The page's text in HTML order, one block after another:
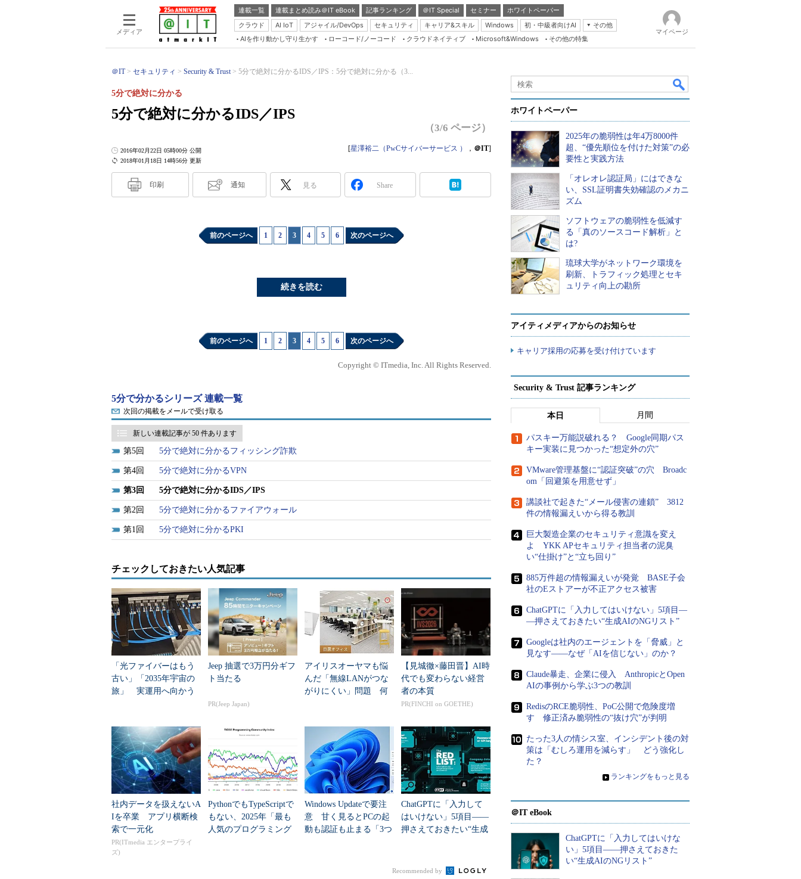
メディア
連載一覧 連載まとめ読み＠IT eBook 記事ランキング ＠IT Special セミナー
ホワイトペーパー
クラウド
AI IoT アジャイル/DevOps セキュリティ キャリア&スキル Windows 初・中級者向けAI
その他
Server & Storage
Database Expert
Master of IP Network
Security & Trust
AIを作り動かし守り生かす ローコード/ノーコード クラウドネイティブ Microsoft&Windows その他の特集
マイページ
＠IT セキュリティ Security & Trust 5分で絶対に分かるIDS／IPS：5分で絶対に分かる（3...
5分で絶対に分かるIDS／IPS
5分で絶対に分かる
（3/6 ページ）
2018年01月18日 14時56分 更新
2016年02月22日 05時00分 公開 [星澤裕二（PwCサイバーサービス ） ， ＠IT]
印刷 通知 見る Share
前のページへ 1 2 3 4 5 6 次のページへ
続きを読む
前のページへ 1 2 3 4 5 6 次のページへ
Copyright © ITmedia, Inc. All Rights Reserved.
5分で分かるシリーズ 連載一覧
次回の掲載をメールで受け取る
新しい連載記事が 50 件あります
5 5分で絶対に分かるフィッシング詐欺
4 5分で絶対に分かるVPN
3 5分で絶対に分かるIDS／IPS
2 5分で絶対に分かるファイアウォール
1 5分で絶対に分かるPKI
チェックしておきたい人気記事
「光ファイバーはもう
古い」「2035年宇宙の
旅」 実運用へ向かう
Jeep 抽選で3万円分ギフ
ト当たる
PR(Jeep Japan)
アイリスオーヤマも悩
んだ「無線LANがつな
がりにくい」問題 何
【見城徹×藤田晋】AI時
代でも変わらない経営
者の本質
PR(FINCHI on GOETHE)
社内データを扱えないA
Iを卒業 アプリ横断検
索で一元化
PR(ITmedia エンタープライ
ズ)
PythonでもTypeScriptで
もない、2025年「最も
人気のプログラミング
Windows Updateで要注
意 甘く見るとPCの起
動も認証も止まる「3つ
ChatGPTに「入力して
はいけない」5項目――
押さえておきたい“生成
Recommended by
ホワイトペーパー
2025年の脆弱性は年4万8000件
超、“優先順位を付けた対策”の必
要性と実践方法
「オレオレ認証局」にはできな
い、SSL証明書失効確認のメカニ
ズム
ソフトウェアの脆弱性を低減す
る「真のソースコード解析」と
は?
琉球大学がネットワーク環境を
刷新、トラフィック処理とセキ
ュリティ向上の勘所
アイティメディアからのお知らせ
キャリア採用の応募を受け付けています
Security & Trust 記事ランキング
本日 月間
パスキー万能説破れる？ Google同期パス
キー実装に見つかった“想定外の穴”
VMware管理基盤に“認証突破”の穴 Broadc
om「回避策を用意せず」
講談社で起きた“メール侵害の連鎖” 3812
件の情報漏えいから得る教訓
巨大製造企業のセキュリティ意識を変え
よ YKK APセキュリティ担当者の泥臭
い“仕掛け”と“立ち回り”
885万件超の情報漏えいが発覚 BASE子会
社のEストアーが不正アクセス被害
ChatGPTに「入力してはいけない」5項目―
―押さえておきたい“生成AIのNGリスト”
Googleは社内のエージェントを「脅威」と
見なす――なぜ「AIを信じない」のか？
Claude暴走、企業に侵入 AnthropicとOpen
AIの事例から学ぶ3つの教訓
RedisのRCE脆弱性、PoC公開で危険度増
す 修正済み脆弱性の“抜け穴”が判明
たった3人の情シス室、インシデント後の対
策は「むしろ運用を減らす」 どう強化し
た？
» ランキングをもっと見る
＠IT eBook
ChatGPTに「入力してはいけな
い」5項目――押さえておきた
い“生成AIのNGリスト”